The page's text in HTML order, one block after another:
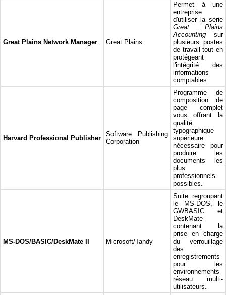
Great Plains Network Manager Great Plains
Permet à une
entreprise
d'utiliser la série
Great Plains
Accounting sur
plusieurs postes
de travail tout en
protégeant
l'intégrité des
informations
comptables.
Harvard Professional Publisher
Software Publishing
Corporation
Programme de
composition de
page complet
vous offrant la
qualité
typographique
supérieure
nécessaire pour
produire les
documents les
plus
professionnels
possibles.
MS-DOS/BASIC/DeskMate II Microsoft/Tandy
Suite regroupant
le MS-DOS, le
GWBASIC et
DeskMate
contenant la
prise en charge
du verrouillage
des
enregistrements
pour les
environnements
réseau multi-
utilisateurs.